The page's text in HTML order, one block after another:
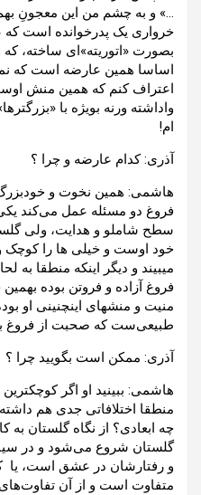
…» و به چشم من این معجونِ
خرواری یک پدرخوانده است
بصورت «اتوریته»ای ساخته،
اساسا همین عارضه است که
اعتراف کنم که همین منش
واداشته ورنه بویژه با
ام!
آذری: کدام عارضه و چرا ؟
هاشمی: همین نخوت و
فروغ دو مسئله عمل می‌کند
سطح شاملو و هدایت، ولی
خود اوست و خیلی ها را کوچک
میبیند و دیگر اینکه منطقا به
فروغ آزاده و فروتن بوده
منیت و منشهای اینچنینی او
طبیعی‌ست که صحبت از فروغ
آذری: ممکن است بگویید چرا ؟
هاشمی: ببینید او اگر
منطقا اختلافاتی جدی هم داشته
چه ابعادی؟ از نگاه گلستان به
گلستان شروع می‌شود و در
و رفتارشان در عشق است، یا
متفاوت است و از آن